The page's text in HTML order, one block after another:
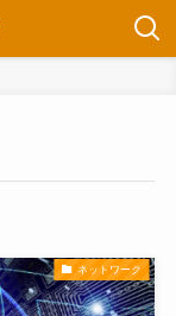
ネットワーク